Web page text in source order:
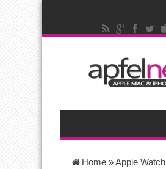
Home »Apple Watch